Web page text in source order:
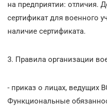
на предприятии: отличия.
сертификат для военного
наличие сертификата.
3. Правила организации
- приказ о лицах, ведущих
Функциональные